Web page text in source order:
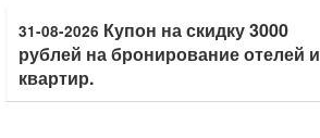
31-08-2026 Купон на скидку 3000
рублей на бронирование отелей и
квартир.